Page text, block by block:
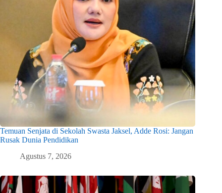
Temuan Senjata di Sekolah Swasta Jaksel, Adde Rosi: Jangan
Rusak Dunia Pendidikan
Agustus 7, 2026